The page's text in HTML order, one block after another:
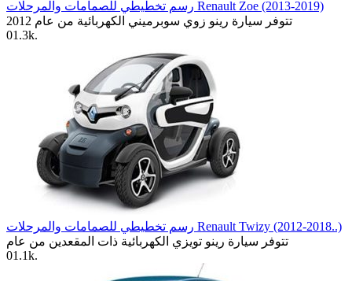
رسم تخطيطي للصمامات والمرحلات Renault Zoe (2013-2019)
تتوفر سيارة رينو زوي سوبرميني الكهربائية من عام 2012
01.3k.
رسم تخطيطي للصمامات والمرحلات Renault Twizy (2012-2018..)
تتوفر سيارة رينو تويزي الكهربائية ذات المقعدين من عام
01.1k.